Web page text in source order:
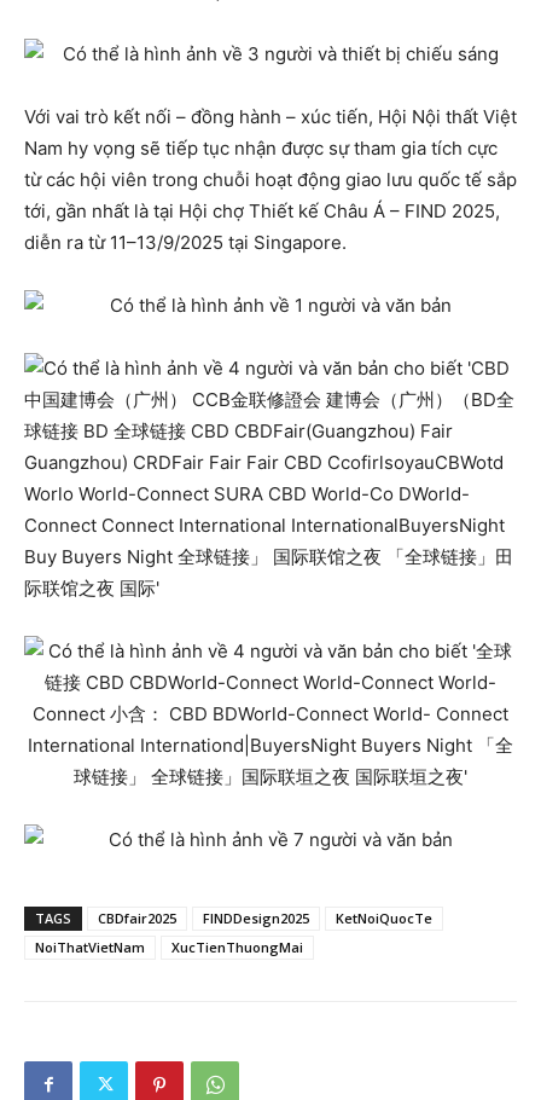
Với vai trò kết nối – đồng hành – xúc tiến, Hội Nội thất Việt
Nam hy vọng sẽ tiếp tục nhận được sự tham gia tích cực
từ các hội viên trong chuỗi hoạt động giao lưu quốc tế sắp
tới, gần nhất là tại Hội chợ Thiết kế Châu Á – FIND 2025,
diễn ra từ 11–13/9/2025 tại Singapore.
TAGS CBDfair2025 FINDDesign2025
KetNoiQuocTe
NoiThatVietNam
XucTienThuongMai